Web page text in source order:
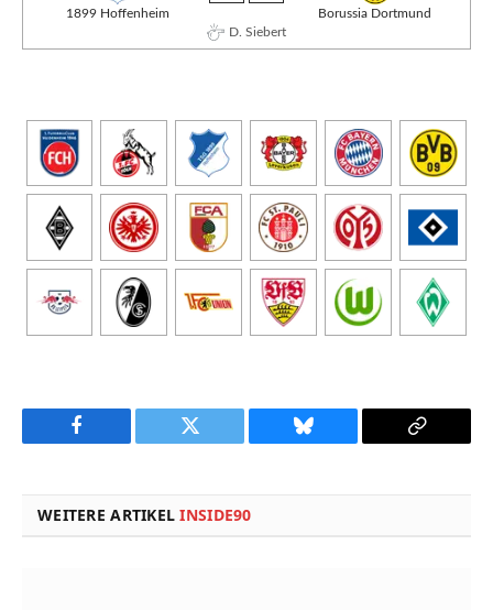
1899 Hoffenheim
Borussia Dortmund
D. Siebert
Facebook Twitter Bluesky
Copy
WEITERE ARTIKELINSIDE90